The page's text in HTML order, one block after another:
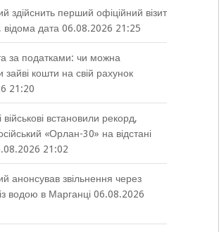
здійснить перший офіційний візит
відома дата 06.08.2026 21:25
за податками: чи можна
зайві кошти на свій рахунок
21:20
військові встановили рекорд,
«Орлан-30» на відстані
21:02
анонсував звільнення через
водою в Марганці 06.08.2026